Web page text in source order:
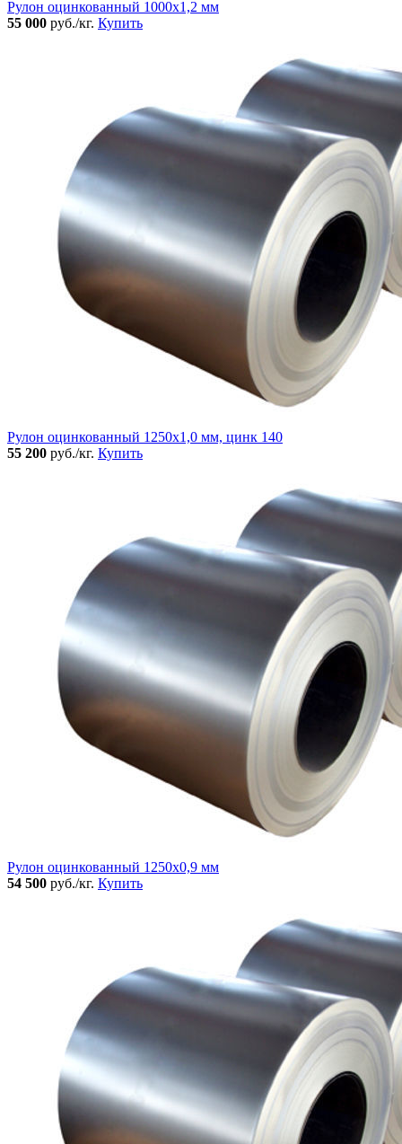
Рулон оцинкованный 1000х1,2 мм
55 000 руб./кг. Купить
Рулон оцинкованный 1250х1,0 мм, цинк 140
55 200 руб./кг. Купить
Рулон оцинкованный 1250х0,9 мм
54 500 руб./кг. Купить